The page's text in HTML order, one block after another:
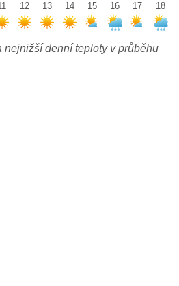
12
13
14
15
16
17
18
nejnižší denní teploty v průběhu